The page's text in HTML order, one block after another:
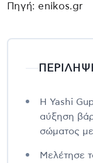
Πηγή: enikos.gr
Η Yashi
αύξηση
σώματος
Μελέτησε